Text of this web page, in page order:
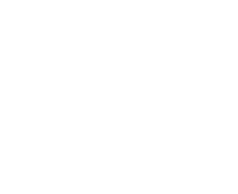
KK-16